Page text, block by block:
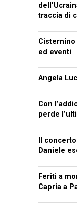
traccia di
Cisternino
ed eventi
Angela
Con
perde
Il
Daniele
Feriti a
Capria a